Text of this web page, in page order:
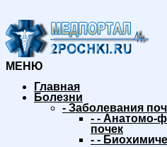
МЕНЮ
Главная
Болезни
- Заболевания
- - Анатомо-
почек
- -